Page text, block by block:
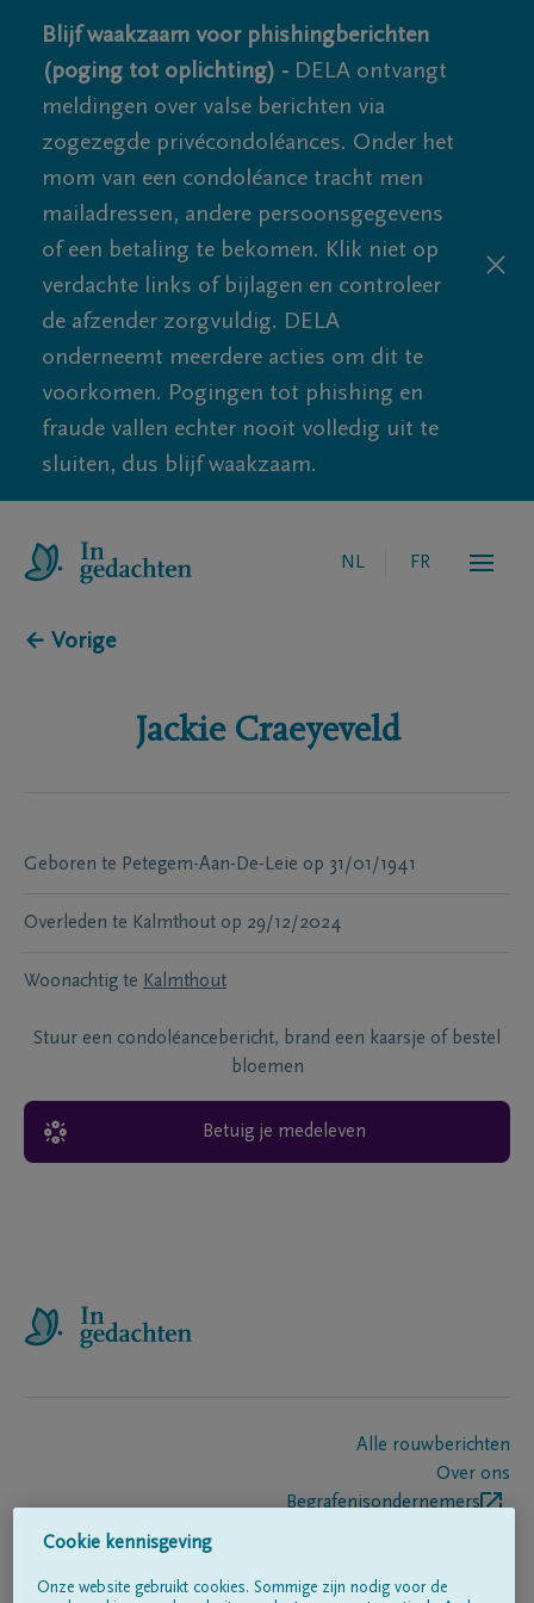
Blijf waakzaam voor phishingberichten
(poging tot oplichting) - DELA ontvangt
meldingen over valse berichten via
zogezegde privécondoléances. Onder het
mom van een condoléance tracht men
mailadressen, andere persoonsgegevens
of een betaling te bekomen. Klik niet op
verdachte links of bijlagen en controleer
de afzender zorgvuldig. DELA
onderneemt meerdere acties om dit te
voorkomen. Pogingen tot phishing en
fraude vallen echter nooit volledig uit te
sluiten, dus blijf waakzaam.
NL FR
← Vorige
Jackie Craeyeveld
Geboren te Petegem-Aan-De-Leie op 31/01/1941
Overleden te Kalmthout op 29/12/2024
Woonachtig te Kalmthout
Stuur een condoléancebericht, brand een kaarsje of bestel
bloemen
Betuig je medeleven
Alle rouwberichten
Over ons
Begrafenisondernemers
Cookie kennisgeving
Onze website gebruikt cookies. Sommige zijn nodig voor de